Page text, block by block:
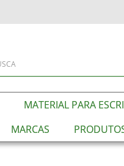
MATERIAL PARA
MARCAS